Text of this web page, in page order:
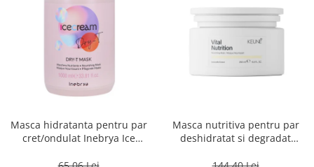
Masca hidratanta pentru par
cret/ondulat Inebrya Ice
Masca nutritiva pentru par
deshidratat si degradat